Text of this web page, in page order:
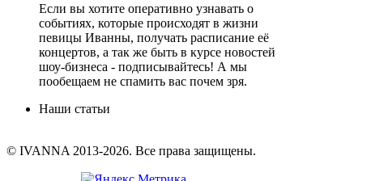
Если вы хотите оперативно узнавать о
событиях, которые происходят в жизни
певицы Иванны, получать расписание её
концертов, а так же быть в курсе новостей
шоу-бизнеса - подписывайтесь! А мы
пообещаем не спамить вас почем зря.
Наши статьи
© IVANNA 2013-2026. Все права защищены.